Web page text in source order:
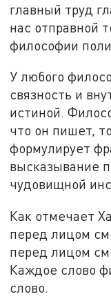
главный труд
нас отправной
философии
У любого
связность и
истиной.
что он пишет,
формулирует
высказывание
чудовищной
Как отмечает
перед лицом
перед лицом
Каждое слово
слово.